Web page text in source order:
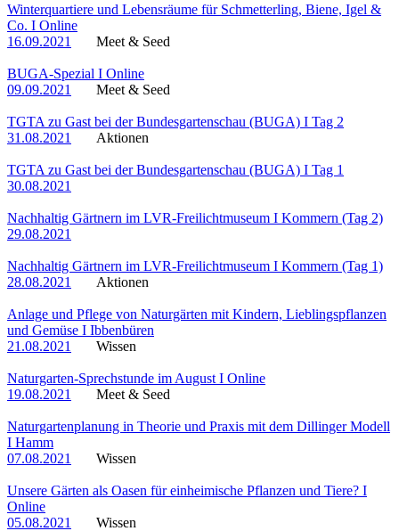
Winterquartiere und Lebensräume für Schmetterling, Biene, Igel &
Co. I Online
16.09.2021
Meet & Seed
BUGA-Spezial I Online
09.09.2021
Meet & Seed
TGTA zu Gast bei der Bundesgartenschau (BUGA) I Tag 2
31.08.2021
Aktionen
TGTA zu Gast bei der Bundesgartenschau (BUGA) I Tag 1
30.08.2021
Nachhaltig Gärtnern im LVR-Freilichtmuseum I Kommern (Tag 2)
29.08.2021
Nachhaltig Gärtnern im LVR-Freilichtmuseum I Kommern (Tag 1)
28.08.2021
Aktionen
Anlage und Pflege von Naturgärten mit Kindern, Lieblingspflanzen
und Gemüse I Ibbenbüren
21.08.2021
Wissen
Naturgarten-Sprechstunde im August I Online
19.08.2021
Meet & Seed
Naturgartenplanung in Theorie und Praxis mit dem Dillinger Modell
I Hamm
07.08.2021
Wissen
Unsere Gärten als Oasen für einheimische Pflanzen und Tiere? I
Online
05.08.2021
Wissen